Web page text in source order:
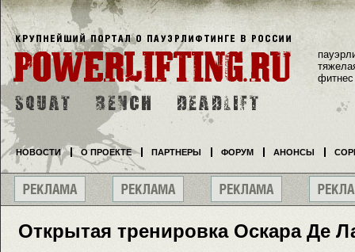
Открытая тренировка Оскара Де
фитнес
НОВОСТИ О ПРОЕКТЕ ПАРТНЕРЫ ФОРУМ АНОНСЫ